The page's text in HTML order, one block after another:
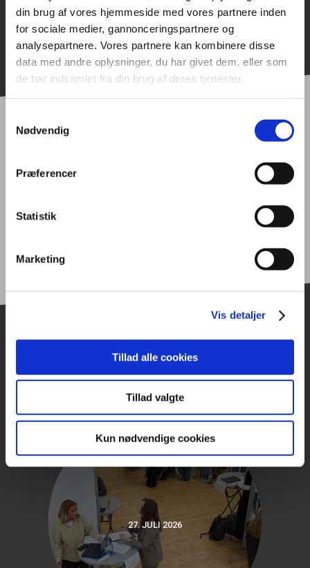
din brug af vores hjemmeside med vores partnere inden
for sociale medier, gannonceringspartnere og
analysepartnere. Vores partnere kan kombinere disse
data med andre oplysninger, du har givet dem, eller som
de har indsamlet fra din brug af deres tjenester.
Nødvendig
Præferencer
Statistik
Marketing
Vis detaljer
Tillad alle cookies
Tillad valgte
Kun nødvendige cookies
Del denne nyhed
Relaterede nyheder
27. JULI 2026